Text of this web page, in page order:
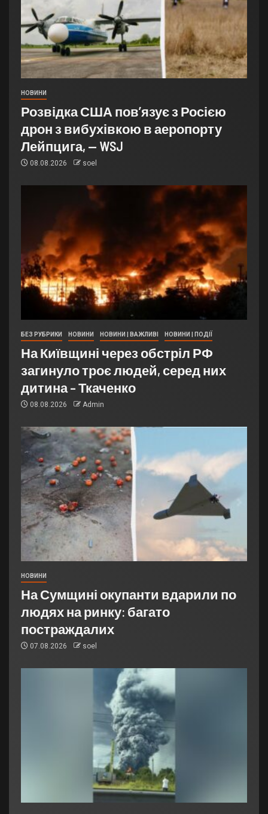
НОВИНИ
Розвідка США пов’язує з Росією
дрон з вибухівкою в аеропорту
Лейпцига, — WSJ
08.08.2026 soel
БЕЗ РУБРИКИ НОВИНИ НОВИНИ | ВАЖЛИВІ НОВИНИ | ПОДІЇ
На Київщині через обстріл РФ
загинуло троє людей, серед них
дитина – Ткаченко
08.08.2026 Admin
НОВИНИ
На Сумщині окупанти вдарили по
людях на ринку: багато
постраждалих
07.08.2026 soel